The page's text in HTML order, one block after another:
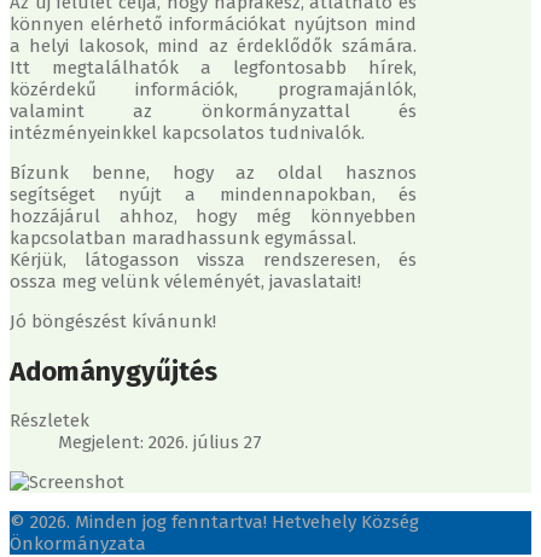
könnyen elérhető információkat nyújtson mind
a helyi lakosok, mind az érdeklődők számára.
Itt megtalálhatók a legfontosabb hírek,
közérdekű információk, programajánlók,
valamint az önkormányzattal és
intézményeinkkel kapcsolatos tudnivalók.
Bízunk benne, hogy az oldal hasznos
segítséget nyújt a mindennapokban, és
hozzájárul ahhoz, hogy még könnyebben
kapcsolatban maradhassunk egymással.
Kérjük, látogasson vissza rendszeresen, és
ossza meg velünk véleményét, javaslatait!
Jó böngészést kívánunk!
Adománygyűjtés
Részletek
Megjelent: 2026. július 27
© 2026. Minden jog fenntartva! Hetvehely Község
Önkormányzata